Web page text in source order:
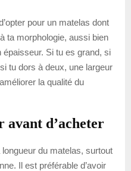
pour un matelas dont
ta morphologie, aussi bien
épaisseur. Si tu es grand, si
tu dors à deux, une largeur
la qualité du
avant d’acheter
du matelas, surtout
Il est préférable d’avoir